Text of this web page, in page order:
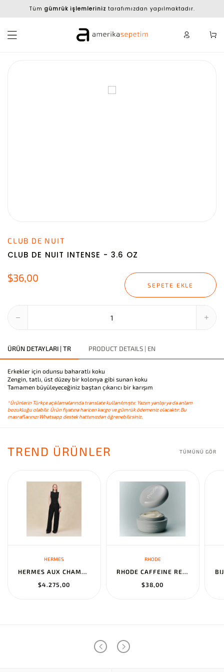
Tüm gümrük işlemleriniz tarafımızdan yapılmaktadır.
CLUB DE NUIT
CLUB DE NUIT INTENSE - 3.6 OZ
$36,00
SEPETE EKLE
ÜRÜN DETAYLARI | TR PRODUCT DETAILS | EN
Erkekler için odunsu baharatlı koku
Zengin, tatlı, üst düzey bir kolonya gibi sunan koku
Tamamen büyüleyeceğiniz baştan çıkarıcı bir karışım
*Ürünlerin Türkçe açıklamalarında translate kullanılmıştır. Yazım yanlışı ya da anlam
bozukluğu olabilir. Ürün fiyatına haricen kargo ve gümrük ödemeniz olacaktır. Bu
masraflarınızı Whatsapp destek hattımızdan öğrenebilirsiniz.
TREND ÜRÜNLER TÜMÜNÜ GÖR
HERMES
HERMES AUX CHAMPS EN FLEURS" PANTS NOIR
$4.275,00
RHODE
RHODE CAFFEINE RESET SCULPTING CREAM MASK
$38,00